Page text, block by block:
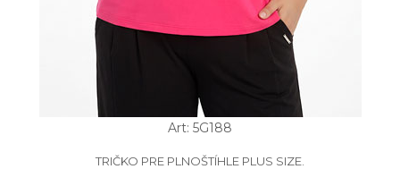
Art: 5G188
TRIČKO PRE PLNOŠTÍHLE PLUS SIZE.